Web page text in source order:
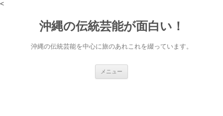
<
沖縄の伝統芸能が面白い！
沖縄の伝統芸能を中心に旅のあれこれを綴っています。
メニュー